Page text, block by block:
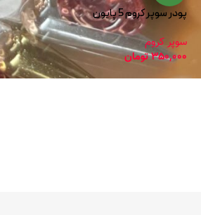
پودر سوپر کروم 5 پایون
سوپر کروم
350,000تومان